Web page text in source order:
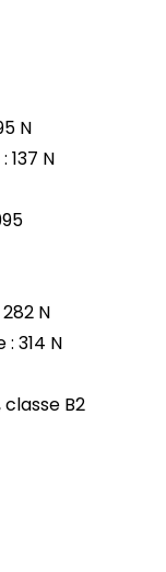
N
137 N
N
314 N
B2